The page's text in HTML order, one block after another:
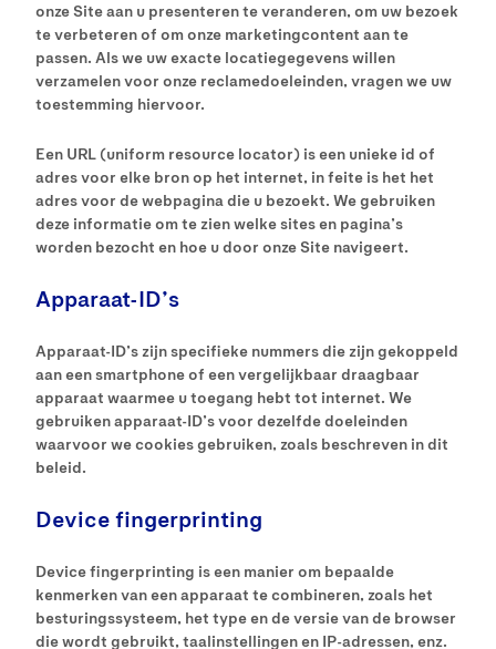
onze Site aan u presenteren te veranderen, om uw bezoek
te verbeteren of om onze marketingcontent aan te
passen. Als we uw exacte locatiegegevens willen
verzamelen voor onze reclamedoeleinden, vragen we uw
toestemming hiervoor.
Een URL (uniform resource locator) is een unieke id of
adres voor elke bron op het internet, in feite is het het
adres voor de webpagina die u bezoekt. We gebruiken
deze informatie om te zien welke sites en pagina’s
worden bezocht en hoe u door onze Site navigeert.
Apparaat-ID’s
Apparaat-ID’s zijn specifieke nummers die zijn gekoppeld
aan een smartphone of een vergelijkbaar draagbaar
apparaat waarmee u toegang hebt tot internet. We
gebruiken apparaat-ID’s voor dezelfde doeleinden
waarvoor we cookies gebruiken, zoals beschreven in dit
beleid.
Device fingerprinting
Device fingerprinting is een manier om bepaalde
kenmerken van een apparaat te combineren, zoals het
besturingssysteem, het type en de versie van de browser
die wordt gebruikt, taalinstellingen en IP-adressen, enz.